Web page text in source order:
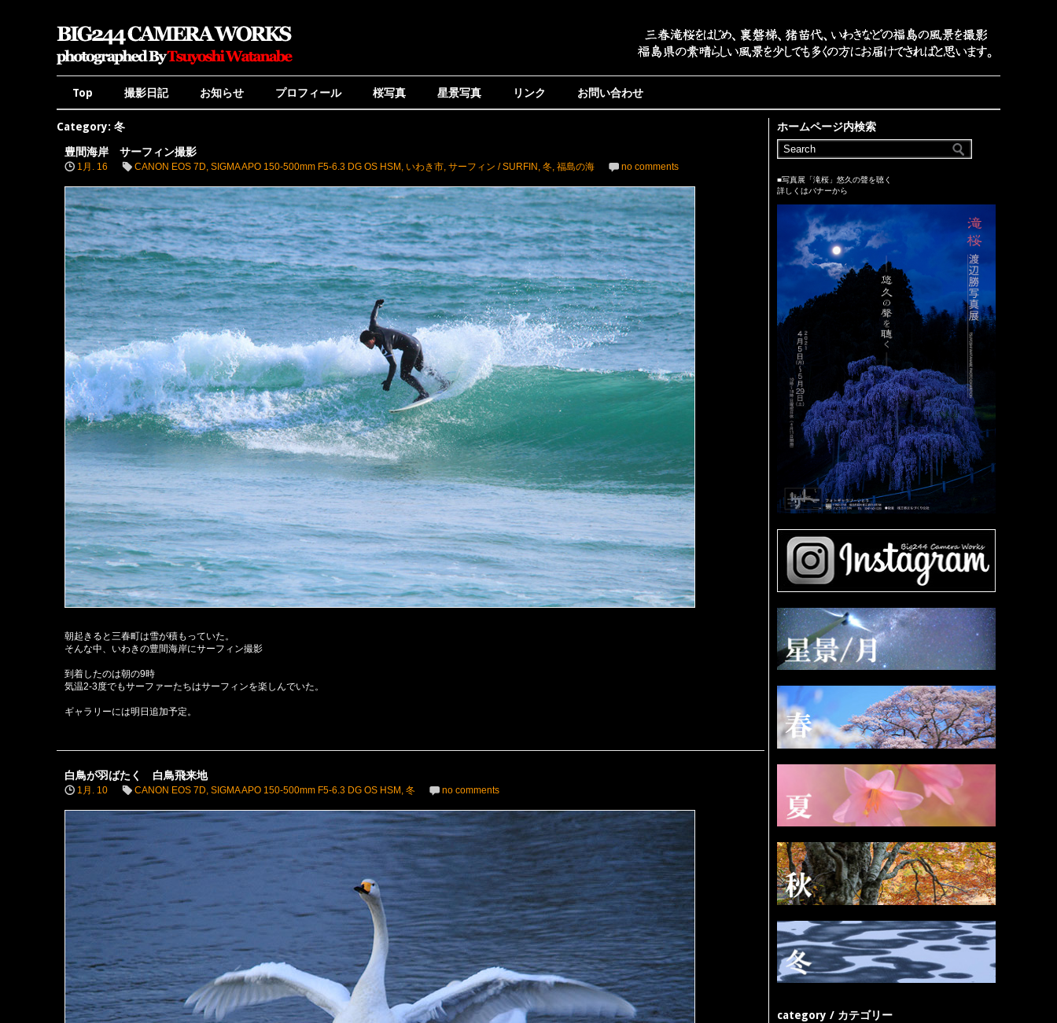
Top 撮影日記 お知らせ プロフィール 桜写真 星景写真 リンク お問い合わせ
Category: 冬
豊間海岸 サーフィン撮影
1月. 16 CANON EOS 7D, SIGMA APO 150-500mm F5-6.3 DG OS HSM , いわき市, サーフィン / SURFIN , 冬, 福島の海 no comments
朝起きると三春町は雪が積もっていた。
そんな中、いわきの豊間海岸にサーフィン撮影
到着したのは朝の9時
気温2-3度でもサーファーたちはサーフィンを楽しんでいた。
ギャラリーには明日追加予定。
白鳥が羽ばたく 白鳥飛来地
1月. 10 CANON EOS 7D, SIGMA APO 150-500mm F5-6.3 DG OS HSM , 冬 no comments
ホームページ内検索
■写真展「滝桜」悠久の聲を聴く
詳しくはバナーから
category / カテゴリー